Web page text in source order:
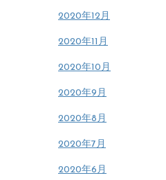
2020年12月
2020年11月
2020年10月
2020年9月
2020年8月
2020年7月
2020年6月